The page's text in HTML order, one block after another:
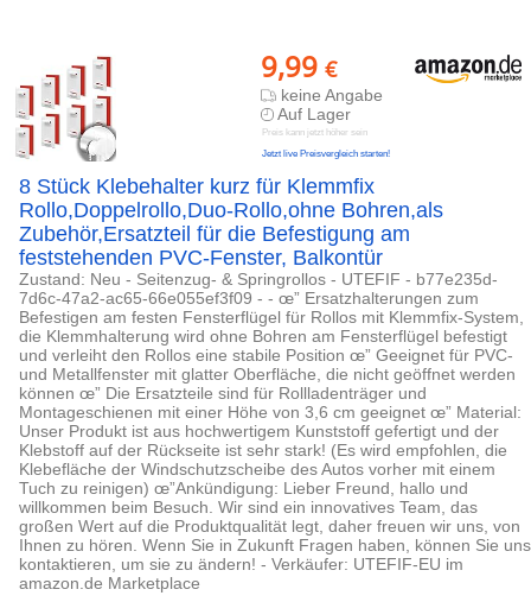
9,99 €
keine Angabe
Auf Lager
Preis kann jetzt höher sein
Jetzt live Preisvergleich starten!
8 Stück Klebehalter kurz für Klemmfix
Rollo,Doppelrollo,Duo-Rollo,ohne Bohren,als
Zubehör,Ersatzteil für die Befestigung am
feststehenden PVC-Fenster, Balkontür
Zustand: Neu - Seitenzug- & Springrollos - UTEFIF - b77e235d-
7d6c-47a2-ac65-66e055ef3f09 - - œ” Ersatzhalterungen zum
Befestigen am festen Fensterflügel für Rollos mit Klemmfix-System,
die Klemmhalterung wird ohne Bohren am Fensterflügel befestigt
und verleiht den Rollos eine stabile Position œ” Geeignet für PVC-
und Metallfenster mit glatter Oberfläche, die nicht geöffnet werden
können œ” Die Ersatzteile sind für Rollladenträger und
Montageschienen mit einer Höhe von 3,6 cm geeignet œ” Material:
Unser Produkt ist aus hochwertigem Kunststoff gefertigt und der
Klebstoff auf der Rückseite ist sehr stark! (Es wird empfohlen, die
Klebefläche der Windschutzscheibe des Autos vorher mit einem
Tuch zu reinigen) œ”Ankündigung: Lieber Freund, hallo und
willkommen beim Besuch. Wir sind ein innovatives Team, das
großen Wert auf die Produktqualität legt, daher freuen wir uns, von
Ihnen zu hören. Wenn Sie in Zukunft Fragen haben, können Sie uns
kontaktieren, um sie zu ändern! - Verkäufer: UTEFIF-EU im
amazon.de Marketplace